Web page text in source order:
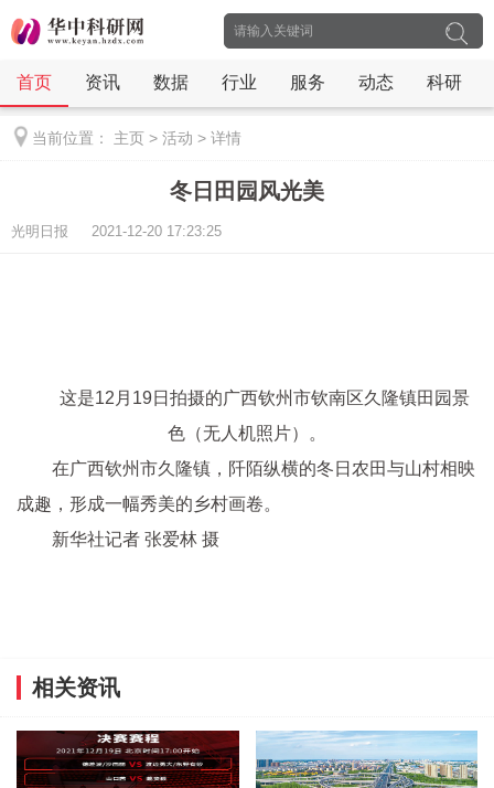
首页 资讯 数据 行业 服务 动态 科研
当前位置： 主页 > 活动 > 详情
冬日田园风光美
光明日报 2021-12-20 17:23:25
这是12月19日拍摄的广西钦州市钦南区久隆镇田园景
色（无人机照片）。
在广西钦州市久隆镇，阡陌纵横的冬日农田与山村相映
成趣，形成一幅秀美的乡村画卷。
新华社记者 张爱林 摄
相关资讯